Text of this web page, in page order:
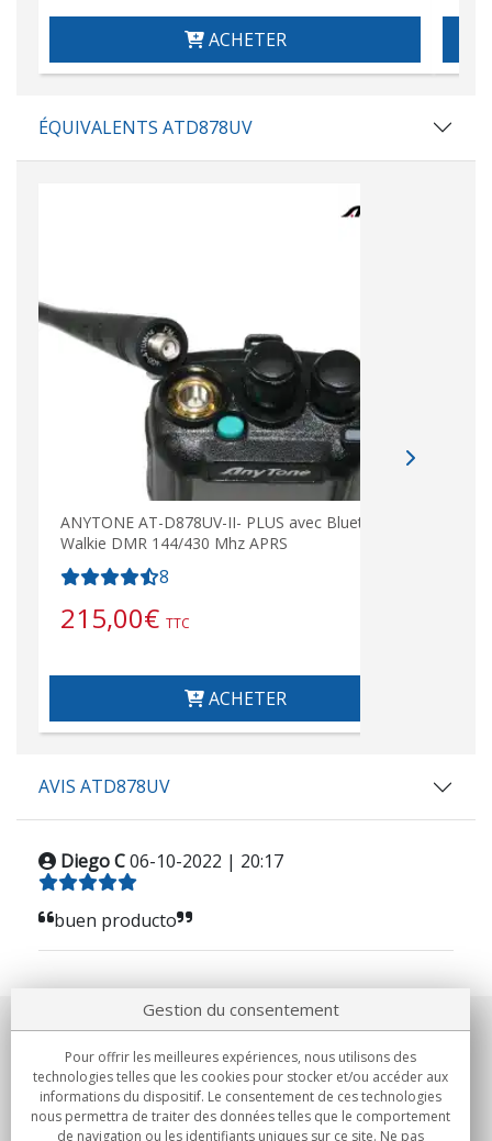
ACHETER
ÉQUIVALENTS ATD878UV
ANYTONE AT-D878UV-II- PLUS avec Bluetooth
Walkie DMR 144/430 Mhz APRS
8
215,00€ TTC
ACHETER
AVIS ATD878UV
Diego C06-10-2022 | 20:17
buen producto
Notre société
Engagements
Gestion du consentement
Pour offrir les meilleures expériences, nous utilisons des
technologies telles que les cookies pour stocker et/ou accéder aux
informations du dispositif. Le consentement de ces technologies
nous permettra de traiter des données telles que le comportement
de navigation ou les identifiants uniques sur ce site. Ne pas